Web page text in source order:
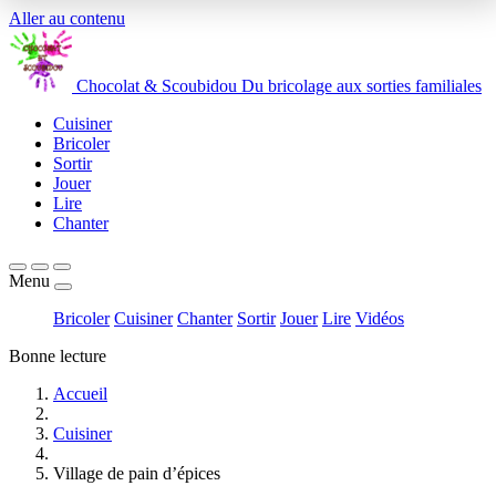
Aller au contenu
Chocolat & Scoubidou Du bricolage aux sorties familiales
Cuisiner
Bricoler
Sortir
Jouer
Lire
Chanter
Menu
Bricoler Cuisiner Chanter Sortir Jouer Lire Vidéos
Bonne lecture
Accueil
Cuisiner
Village de pain d’épices